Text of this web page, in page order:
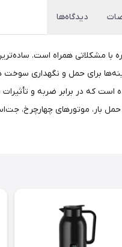
دیدگاه‌ها
با مشکلاتی همراه است.
که در برابر ضربه و تأثیرات
بار، موتورهای چهارچرخ،